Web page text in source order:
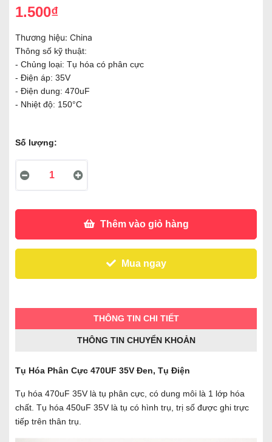
1.500₫
Thương hiệu: China
Thông số kỹ thuật:
- Chủng loại: Tụ hóa có phân cực
- Điện áp: 35V
- Điện dung: 470uF
- Nhiệt độ: 150°C
Số lượng:
Thêm vào giỏ hàng
Mua ngay
THÔNG TIN CHI TIẾT
THÔNG TIN CHUYỂN KHOẢN
Tụ Hóa Phân Cực 470UF 35V Đen, Tụ Điện
Tụ hóa 470uF 35V là tụ phân cực, có dung môi là 1 lớp hóa
chất. Tụ hóa 450uF 35V là tụ có hình trụ, trị số được ghi trực
tiếp trên thân trụ.